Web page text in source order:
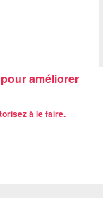
Neufvilles -
améliorer
à le faire.